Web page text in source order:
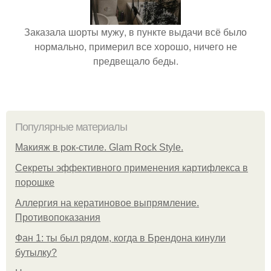
Заказала шорты мужу, в пункте выдачи всё было
нормально, примерил все хорошо, ничего не
предвещало беды.
Популярные материалы
Макияж в рок-стиле. Glam Rock Style.
Секреты эффективного применения картифлекса в
порошке
Аллергия на кератиновое выпрямление.
Противопоказания
Фан 1: ты был рядом, когда в Брендона кинули
бутылку?